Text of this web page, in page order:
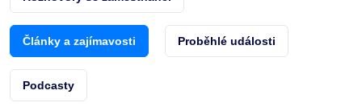
Články a zajímavosti Proběhlé události
Podcasty